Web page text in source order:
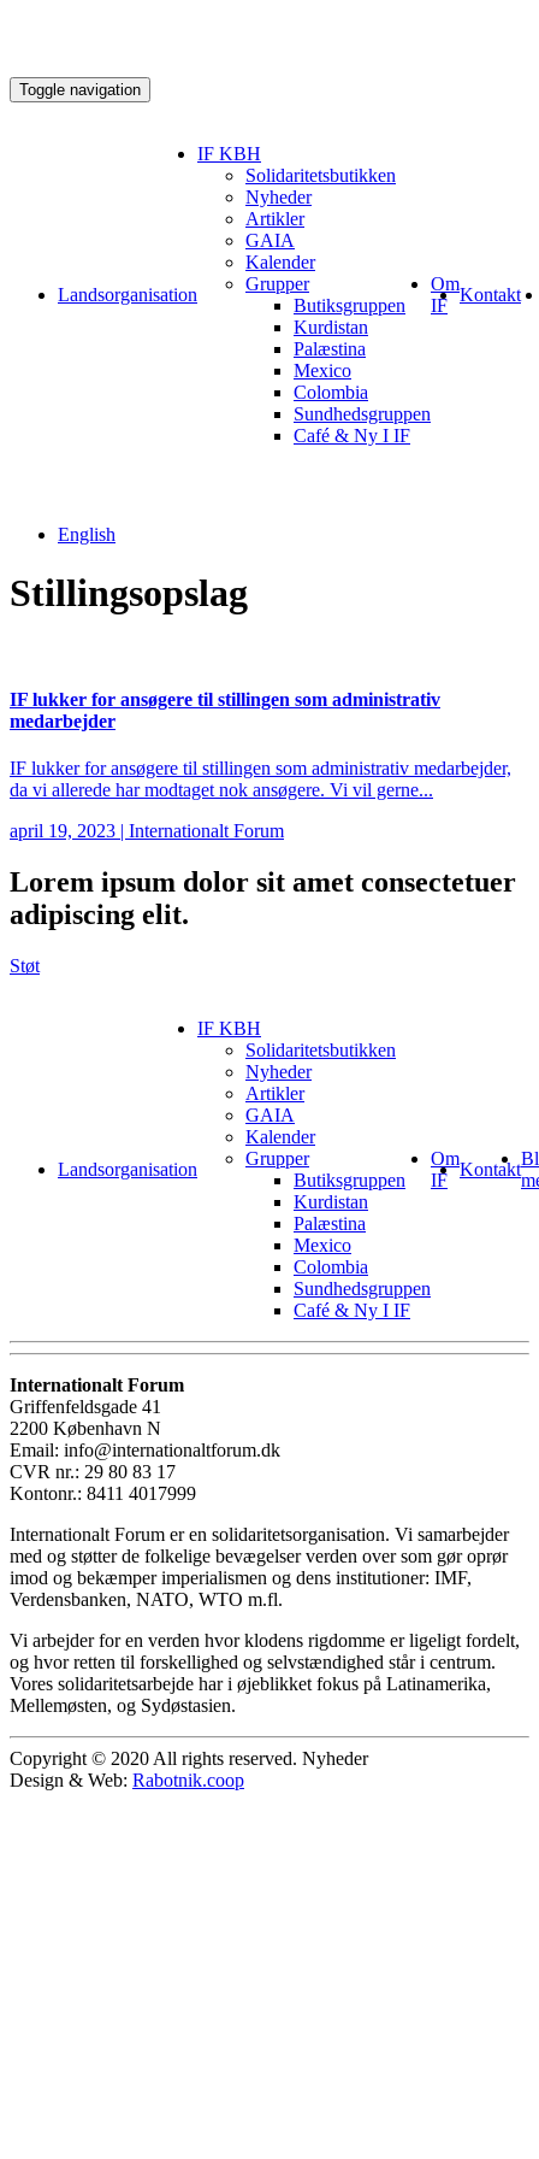
Toggle navigation
Landsorganisation
IF KBH
Solidaritetsbutikken
Nyheder
Artikler
GAIA
Kalender
Grupper
Butiksgruppen
Kurdistan
Palæstina
Mexico
Colombia
Sundhedsgruppen
Café & Ny I IF
Om
IF
Kontakt
English
Stillingsopslag
IF lukker for ansøgere til stillingen som administrativ
medarbejder
IF lukker for ansøgere til stillingen som administrativ medarbejder,
da vi allerede har modtaget nok ansøgere. Vi vil gerne...
april 19, 2023 | Internationalt Forum
Lorem ipsum dolor sit amet consectetuer
adipiscing elit.
Støt
Landsorganisation
IF KBH
Solidaritetsbutikken
Nyheder
Artikler
GAIA
Kalender
Grupper
Butiksgruppen
Kurdistan
Palæstina
Mexico
Colombia
Sundhedsgruppen
Café & Ny I IF
Om
IF
Kontakt
Internationalt Forum
Griffenfeldsgade 41
2200 København N
Email: info@internationaltforum.dk
CVR nr.: 29 80 83 17
Kontonr.: 8411 4017999
Internationalt Forum er en solidaritetsorganisation. Vi samarbejder
med og støtter de folkelige bevægelser verden over som gør oprør
imod og bekæmper imperialismen og dens institutioner: IMF,
Verdensbanken, NATO, WTO m.fl.
Vi arbejder for en verden hvor klodens rigdomme er ligeligt fordelt,
og hvor retten til forskellighed og selvstændighed står i centrum.
Vores solidaritetsarbejde har i øjeblikket fokus på Latinamerika,
Mellemøsten, og Sydøstasien.
Copyright © 2020 All rights reserved. Nyheder
Design & Web: Rabotnik.coop